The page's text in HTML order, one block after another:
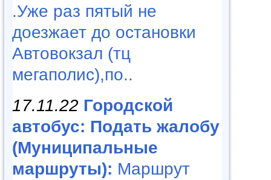
.Уже раз пятый не
доезжает до остановки
Автовокзал (тц
мегаполис),по..
17.11.22 Городской
автобус: Подать жалобу
(Муниципальные
маршруты): Маршрут